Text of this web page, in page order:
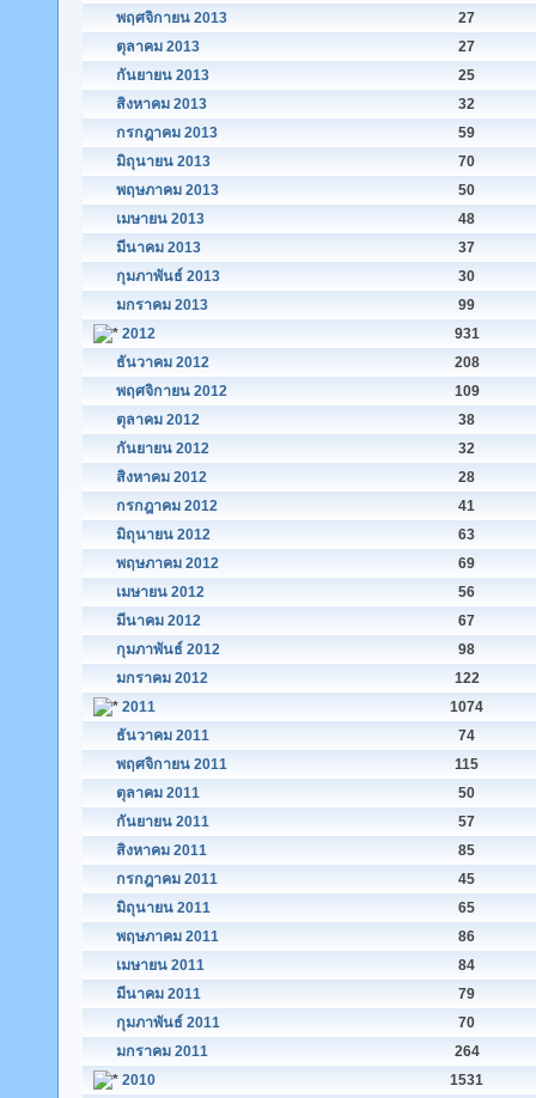
พฤศจิกายน 2013
27
ตุลาคม 2013
27
กันยายน 2013
25
สิงหาคม 2013
32
กรกฎาคม 2013
59
มิถุนายน 2013
70
พฤษภาคม 2013
50
เมษายน 2013
48
มีนาคม 2013
37
กุมภาพันธ์ 2013
30
มกราคม 2013
99
2012
931
ธันวาคม 2012
208
พฤศจิกายน 2012
109
ตุลาคม 2012
38
กันยายน 2012
32
สิงหาคม 2012
28
กรกฎาคม 2012
41
มิถุนายน 2012
63
พฤษภาคม 2012
69
เมษายน 2012
56
มีนาคม 2012
67
กุมภาพันธ์ 2012
98
มกราคม 2012
122
2011
1074
ธันวาคม 2011
74
พฤศจิกายน 2011
115
ตุลาคม 2011
50
กันยายน 2011
57
สิงหาคม 2011
85
กรกฎาคม 2011
45
มิถุนายน 2011
65
พฤษภาคม 2011
86
เมษายน 2011
84
มีนาคม 2011
79
กุมภาพันธ์ 2011
70
มกราคม 2011
264
2010
1531